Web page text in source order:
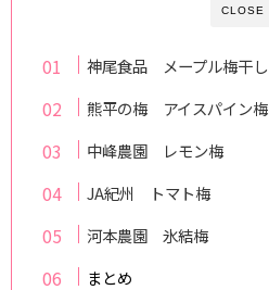
CLOSE
神尾食品 メープル梅干し
熊平の梅 アイスパイン梅
中峰農園 レモン梅
JA紀州 トマト梅
河本農園 氷結梅
まとめ